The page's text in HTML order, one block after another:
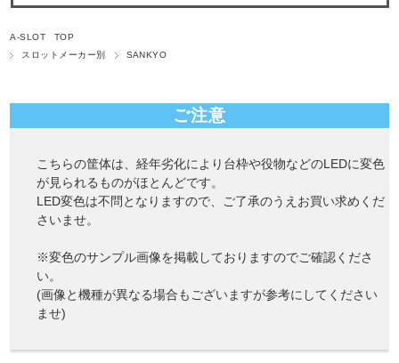
A-SLOT TOP
スロットメーカー別
SANKYO
ご注意
こちらの筐体は、経年劣化により台枠や役物などのLEDに変色
が見られるものがほとんどです。
LED変色は不問となりますので、ご了承のうえお買い求めくだ
さいませ。
※変色のサンプル画像を掲載しておりますのでご確認くださ
い。
(画像と機種が異なる場合もございますが参考にしてください
ませ)